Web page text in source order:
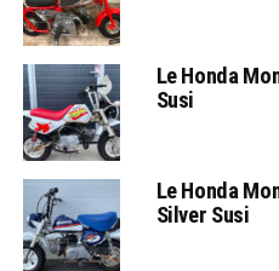
Le Honda
Susi
Le Honda
Silver Susi